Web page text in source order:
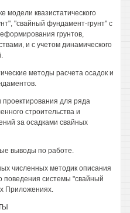
модели квазистатического
"свайный фундамент-грунт" с
грунтов,
и с учетом динамического
методы расчета осадок и
для ряда
строительства и
за осадками свайных
выводы по работе.
численных методик описания
поведения системы "свайный
Приложениях.